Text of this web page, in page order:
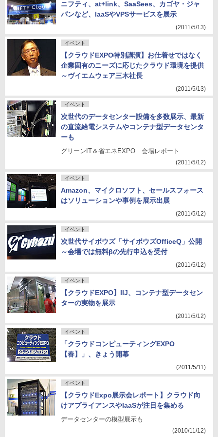
ニフティ、at+link、SaaSees、カゴヤ・ジャ
パンなど、IaaSやVPSサービスを展示
(2011/5/13)
イベント
【クラウドEXPO特別講演】お仕着せではなく
企業固有のニーズに応じたクラウド環境を提供
～ヴイエムウェア三木社長
(2011/5/13)
イベント
次世代のデータセンター設備を多数展示、最新
の直流給電システムやコンテナ型データセンタ
ーも
グリーンIT＆省エネEXPO 会場レポート
(2011/5/12)
イベント
Amazon、マイクロソフト、セールスフォース
はソリューションや事例を展示出展
(2011/5/12)
イベント
次世代サイボウズ「サイボウズOfficeQ」公開
～会場では無料βの先行申込を受付
(2011/5/12)
イベント
【クラウドEXPO】IIJ、コンテナ型データセン
ターの実物を展示
(2011/5/12)
イベント
「クラウドコンピューティングEXPO
【春】」、きょう開幕
(2011/5/11)
イベント
【クラウドExpo展示会レポート】クラウド向
けアプライアンスやIaaSが注目を集める
データセンターの模型展示も
(2010/11/12)